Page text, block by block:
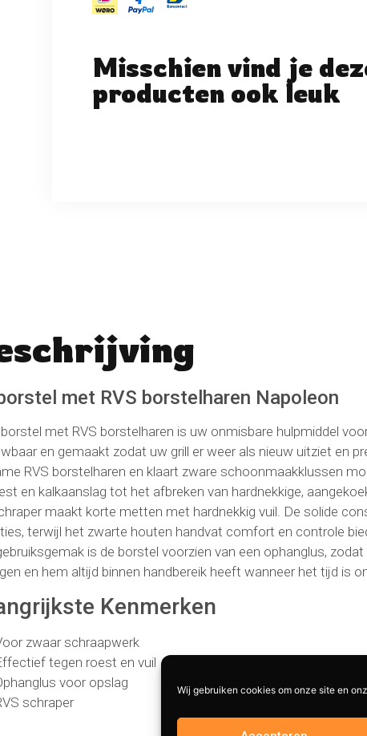
Wij gebruiken cookies om onze site en
Misschien vind je
producten ook leuk
met RVS borstelharen Napoleon
met RVS borstelharen is uw onmisbare hulpmiddel
en gemaakt zodat uw grill er weer als nieuw uitziet en
RVS borstelharen en klaart zware schoonmaakklussen
en kalkaanslag tot het afbreken van hardnekkige,
maakt korte metten met hardnekkig vuil. De solide
terwijl het zwarte houten handvat comfort en controle
is de borstel voorzien van een ophanglus,
en hem altijd binnen handbereik heeft wanneer het tijd is
Kenmerken
zwaar schraapwerk
tegen roest en vuil
voor opslag
schraper
found Schrijf een beoordeling